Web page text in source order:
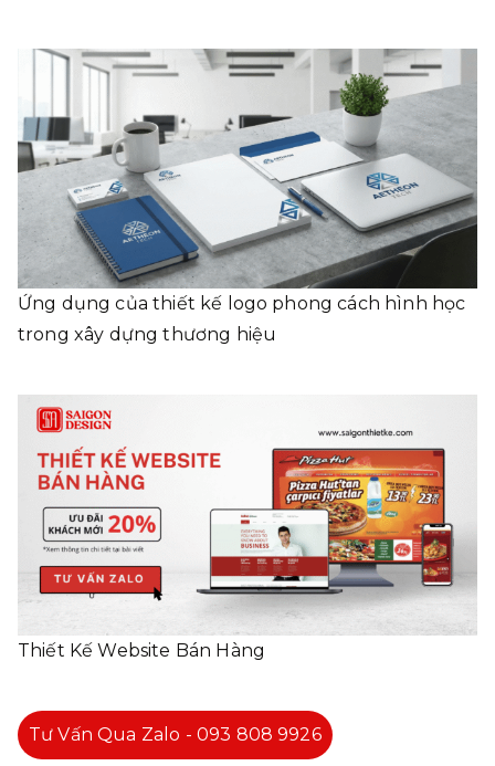
Ứng dụng của thiết kế logo phong cách hình học
trong xây dựng thương hiệu
Thiết Kế Website Bán Hàng
Tư Vấn Qua Zalo - 093 808 9926